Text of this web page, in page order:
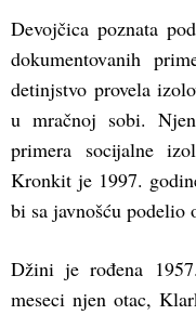
Devojčica poznata
dokumentovanih
detinjstvo provela
u mračnoj sobi.
primera socijalne
Kronkit je 1997.
bi sa javnošću podelio
Džini je rođena
meseci njen otac,